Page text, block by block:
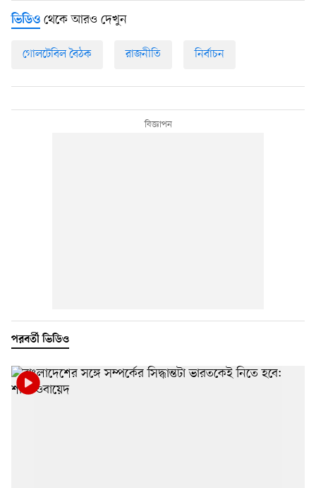
ভিডিও থেকে আরও দেখুন
গোলটেবিল বৈঠক রাজনীতি নির্বাচন
পরবর্তী ভিডিও